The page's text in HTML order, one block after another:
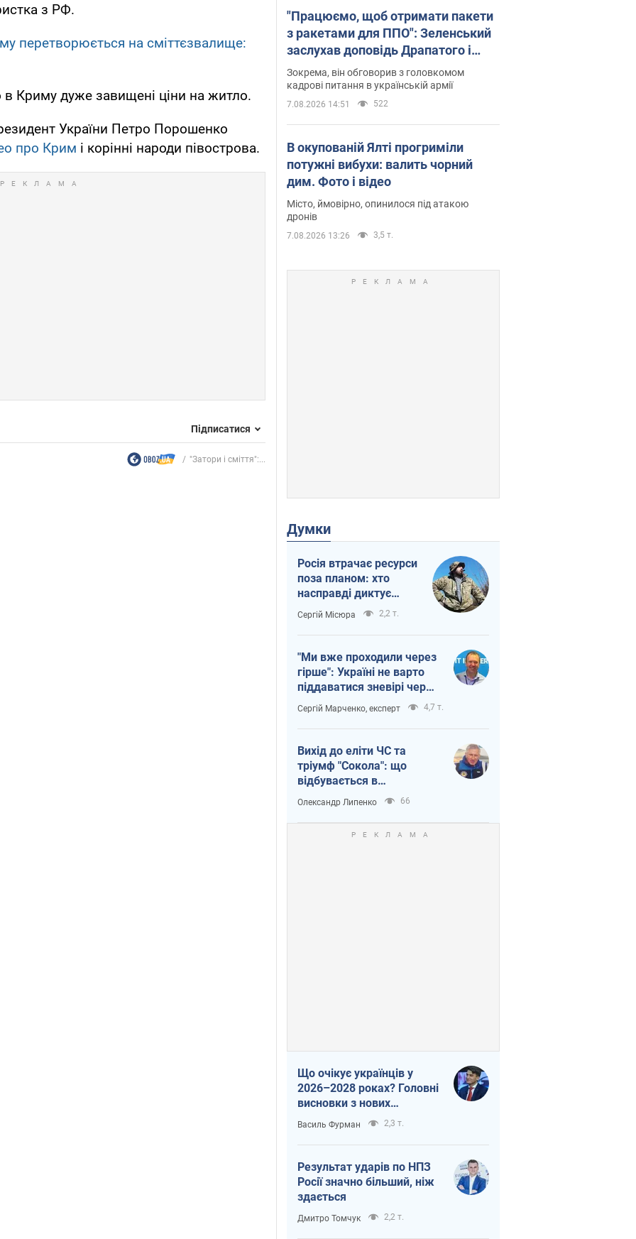
з РФ.
перетворюється на сміттєзвалище:
Криму дуже завищені ціни на житло.
України Петро Порошенко
про Крим і корінні народи півострова.
Підписатися
"Затори і сміття":...
"Працюємо, щоб отримати пакети
з ракетами для ППО": Зеленський
заслухав доповідь Драпатого і
анонсував нові кроки
Зокрема, він обговорив з головкомом
кадрові питання в українській армії
7.08.2026 14:51 522
В окупованій Ялті прогриміли
потужні вибухи: валить чорний
дим. Фото і відео
Місто, ймовірно, опинилося під атакою
дронів
7.08.2026 13:26 3,5 т.
Думки
Росія втрачає ресурси
поза планом: хто
насправді диктує
темп війни
Сергій Місюра 2,2 т.
"Ми вже проходили через
гірше": Україні не варто
піддаватися зневірі через
ракетний терор
Сергій Марченко, експерт 4,7 т.
Вихід до еліти ЧС та
тріумф "Сокола": що
відбувається в
українському хокеї
Олександр Липенко 66
Що очікує українців у
2026–2028 роках? Головні
висновки з нових
прогнозів від НБУ
Василь Фурман 2,3 т.
Результат ударів по НПЗ
Росії значно більший, ніж
здається
Дмитро Томчук 2,2 т.